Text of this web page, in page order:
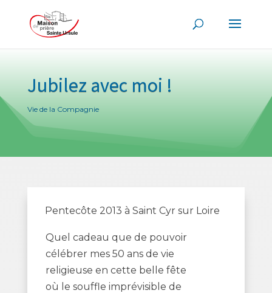
Jubilez avec moi !
Vie de la Compagnie
Pentecôte 2013 à Saint Cyr sur Loire
Quel cadeau que de pouvoir
célébrer mes 50 ans de vie
religieuse en cette belle fête
où le souffle imprévisible de